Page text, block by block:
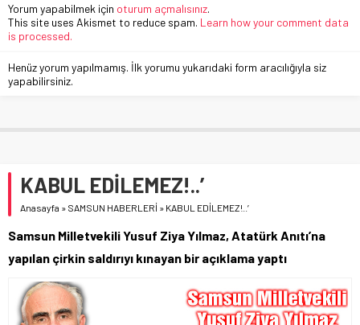
Yorum yapabilmek için oturum açmalısınız.
This site uses Akismet to reduce spam. Learn how your comment data
is processed.
Henüz yorum yapılmamış. İlk yorumu yukarıdaki form aracılığıyla siz
yapabilirsiniz.
KABUL EDİLEMEZ!..’
Anasayfa » SAMSUN HABERLERİ » KABUL EDİLEMEZ!..’
Samsun Milletvekili Yusuf Ziya Yılmaz, Atatürk Anıtı’na
yapılan çirkin saldırıyı kınayan bir açıklama yaptı